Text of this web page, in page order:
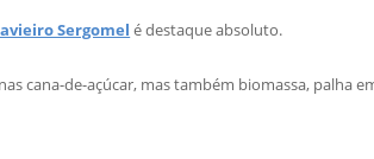
Sergomel é destaque absoluto.
cana-de-açúcar, mas também biomassa, palha